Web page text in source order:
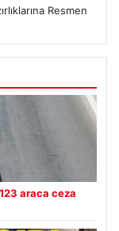
Resmen
araca ceza